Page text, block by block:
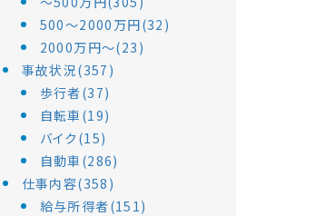
500～2000万円(32)
2000万円～(23)
事故状況(357)
歩行者(37)
自転車(19)
バイク(15)
自動車(286)
仕事内容(358)
給与所得者(151)